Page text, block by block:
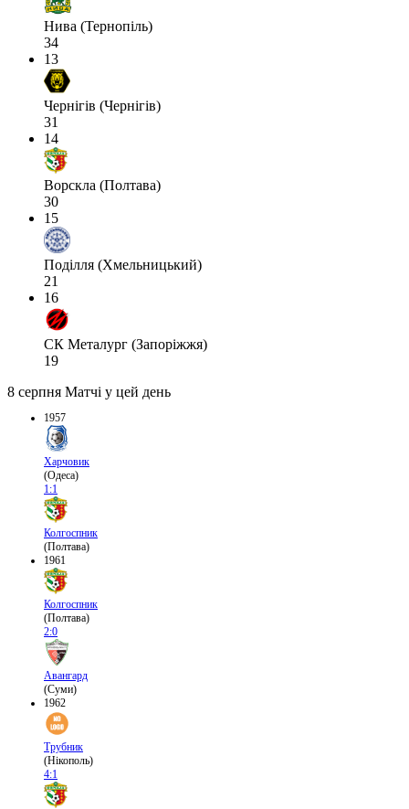
Нива (Тернопіль)
34
13
Чернігів (Чернігів)
31
14
Ворскла (Полтава)
30
15
Поділля (Хмельницький)
21
16
СК Металург (Запоріжжя)
19
8 серпня Матчі у цей день
1957
Харчовик
(Одеса)
1:1
Колгоспник
(Полтава)
1961
Колгоспник
(Полтава)
2:0
Авангард
(Суми)
1962
Трубник
(Нікополь)
4:1